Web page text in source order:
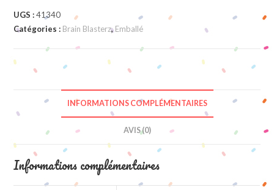
UGS :41340
Catégories : Brain Blasterz,Emballé
INFORMATIONS COMPLÉMENTAIRES
AVIS (0)
Informations complémentaires